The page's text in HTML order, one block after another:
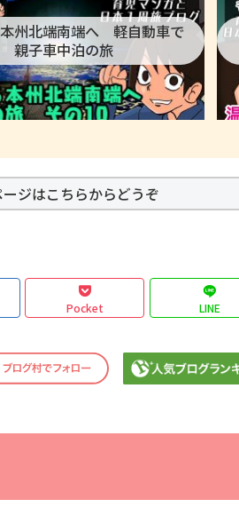
州北端南端へ 軽自動車で
親子車中泊の旅
ジはこちらからどうぞ
Pocket LINE